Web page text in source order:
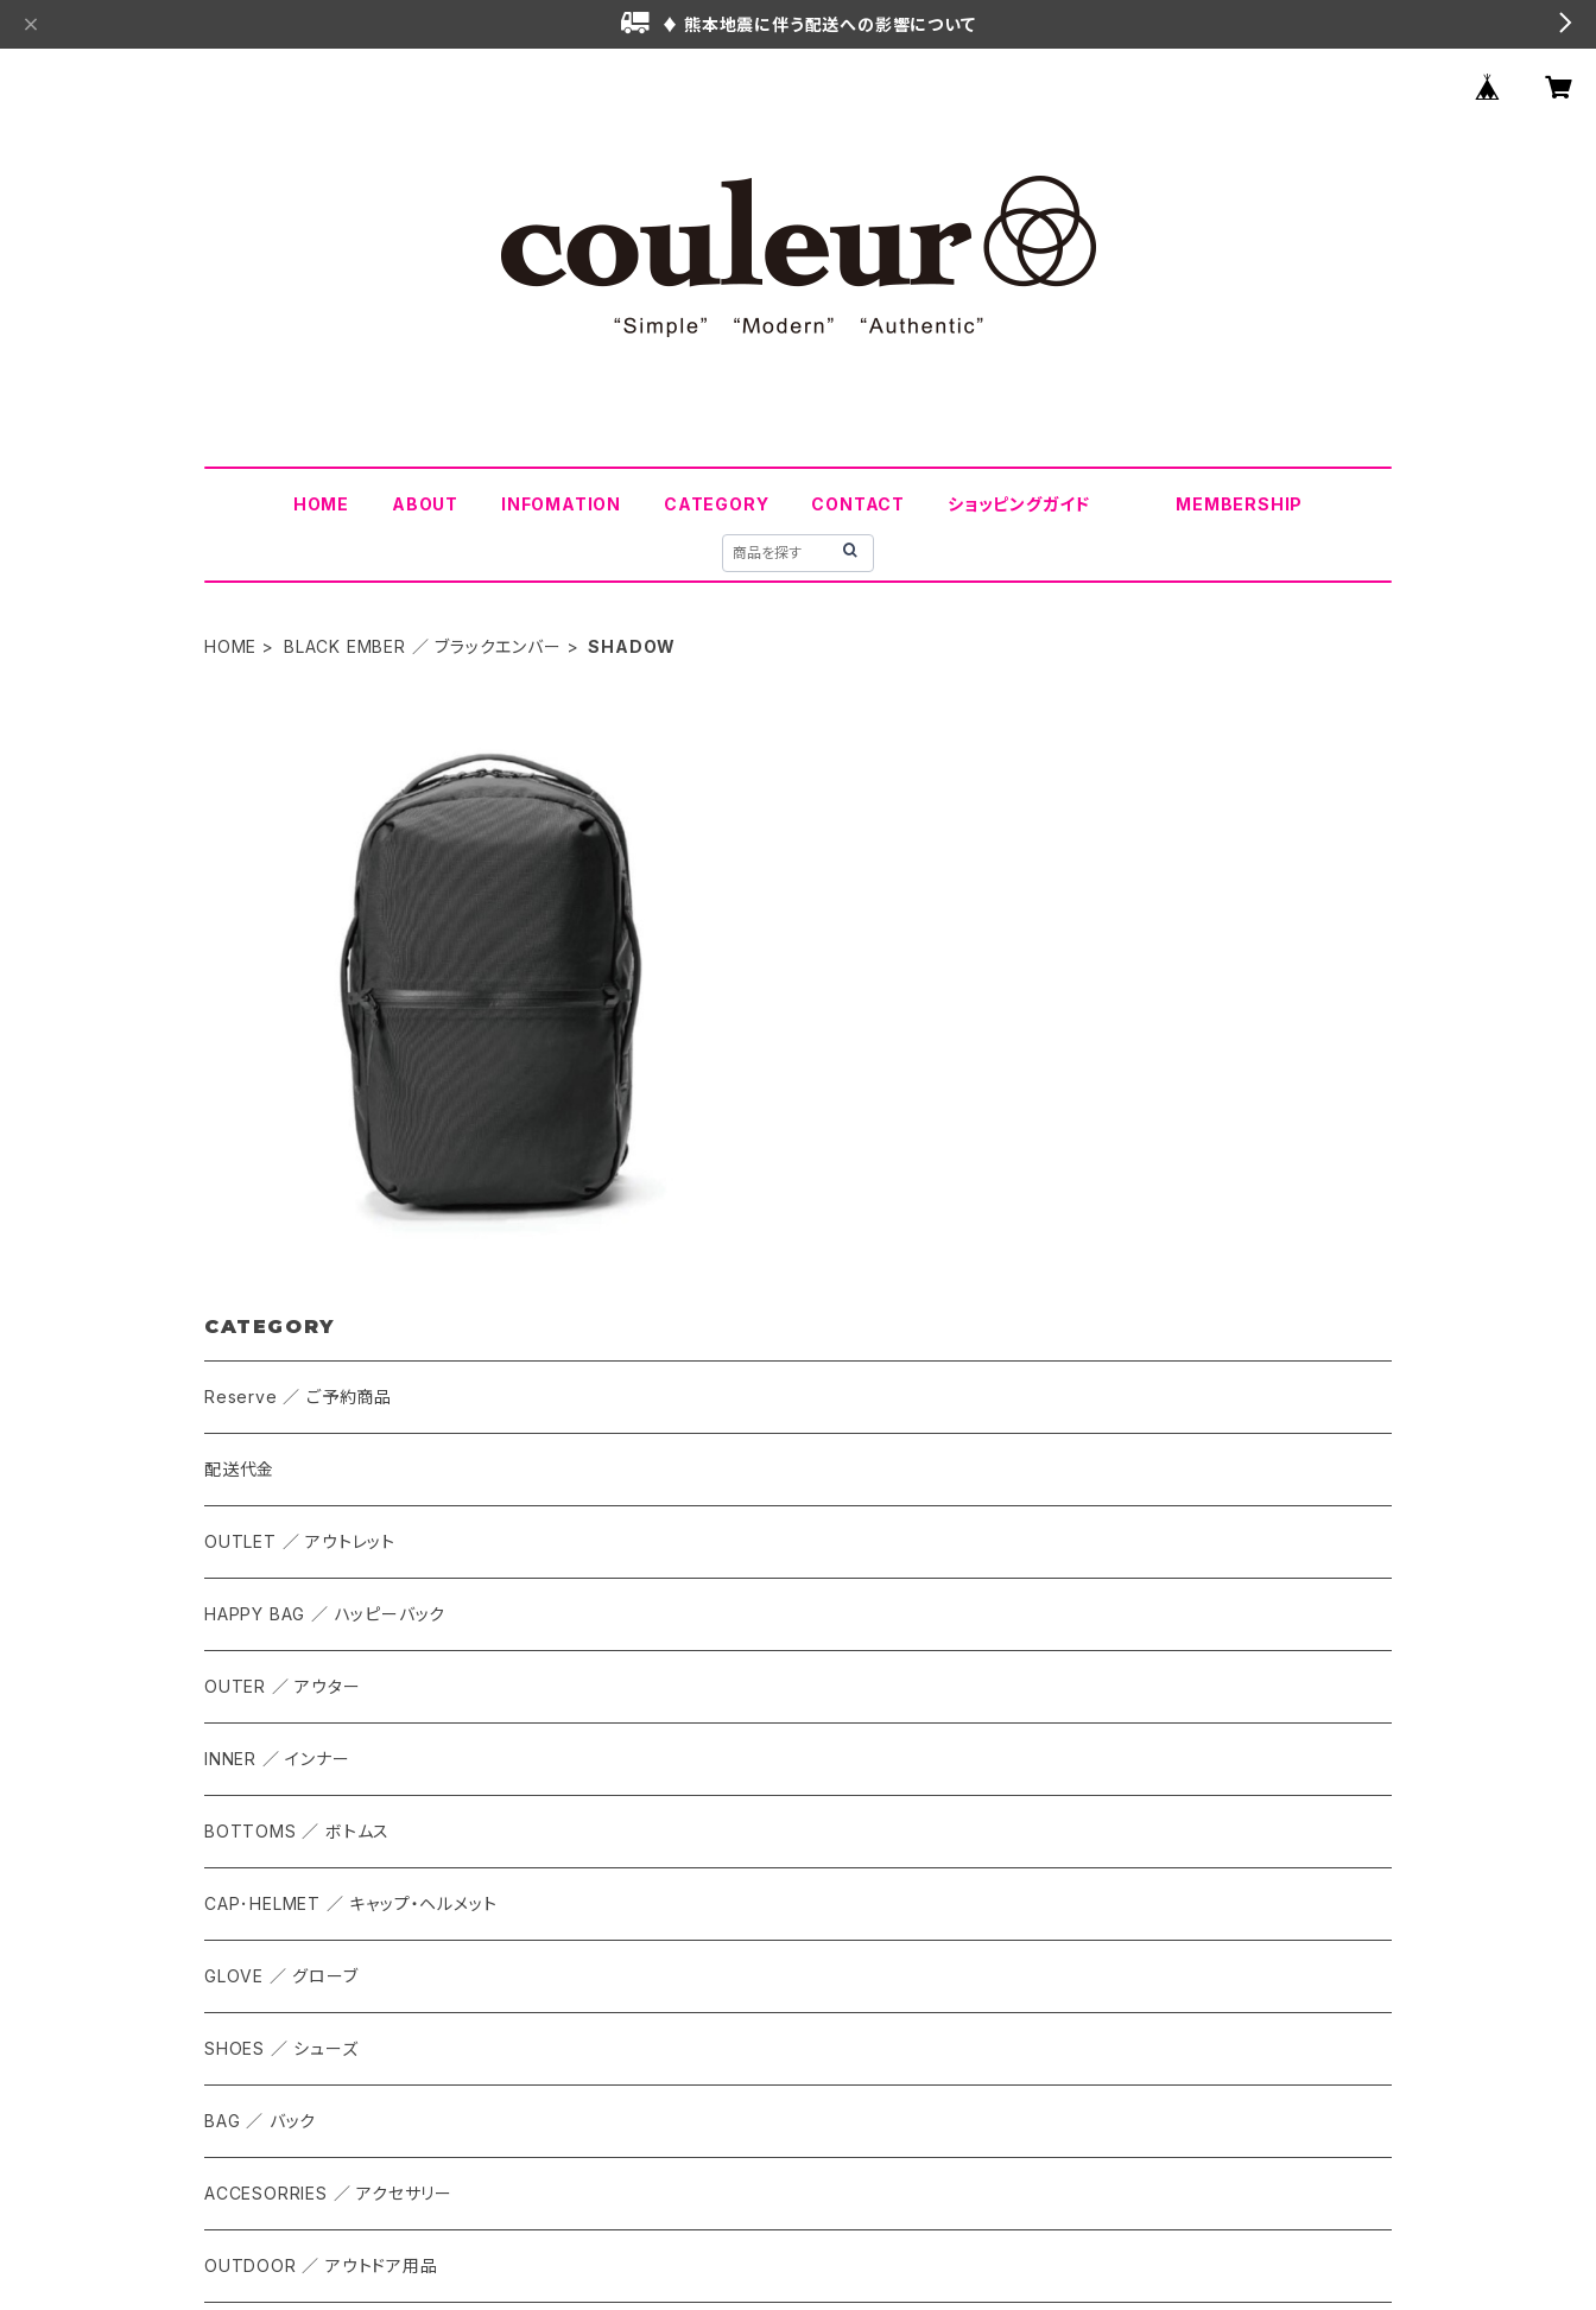
♦ 熊本地震に伴う配送への影響について
HOME ABOUT INFOMATION CATEGORY CONTACT ショッピングガイド MEMBERSHIP
HOME BLACK EMBER ／ ブラックエンバー SHADOW
BLACK EMBER バックパック （ SHADOW 26 ）
¥41,800
CATEGORY
Reserve ／ ご予約商品
配送代金
OUTLET ／ アウトレット
HAPPY BAG ／ ハッピーバック
OUTER ／ アウター
INNER ／ インナー
BOTTOMS ／ ボトムス
CAP･HELMET ／ キャップ・ヘルメット
GLOVE ／ グローブ
SHOES ／ シューズ
BAG ／ バック
ACCESORRIES ／ アクセサリー
OUTDOOR ／ アウトドア用品